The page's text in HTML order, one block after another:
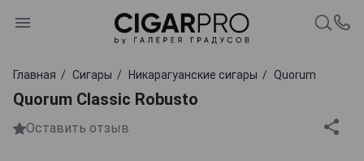
Главная Сигары Никарагуанские сигары Quorum
Quorum Classic Robusto
Оставить отзыв